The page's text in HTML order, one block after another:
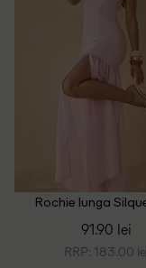
Rochie lunga
91.90 lei
RRP: 183.00